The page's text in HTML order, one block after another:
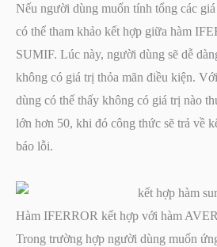
Nếu người dùng muốn tính tổng các
có thể tham khảo kết hợp giữa hàm
SUMIF. Lúc này, người dùng sẽ dễ
không có giá trị thỏa mãn điều kiện.
dùng có thể thấy không có giá trị nào
lớn hơn 50, khi đó công thức sẽ trả về
báo lỗi.
Hàm IFERROR kết hợp với hàm
Trong trường hợp người dùng muốn